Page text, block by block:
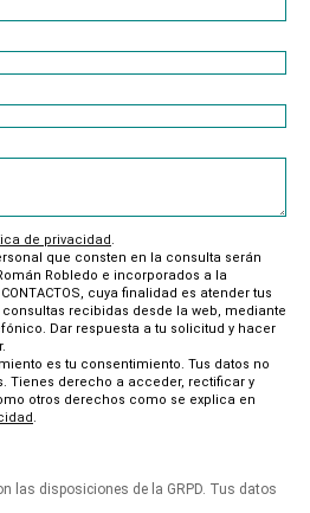
de privacidad.
que consten en la consulta serán
Robledo e incorporados a la
cuya finalidad es atender tus
recibidas desde la web, mediante
Dar respuesta a tu solicitud y hacer
es tu consentimiento. Tus datos no
Tienes derecho a acceder, rectificar y
otros derechos como se explica en
.
las disposiciones de la GRPD. Tus datos